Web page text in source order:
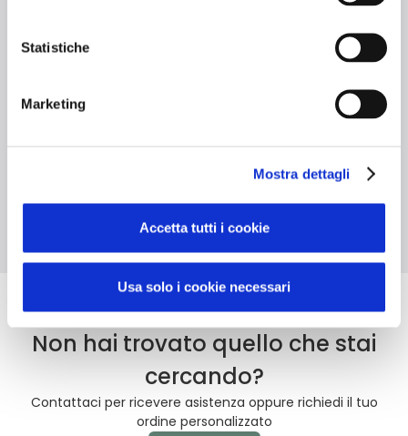
Statistiche
Marketing
Mostra dettagli
Accetta tutti i cookie
Usa solo i cookie necessari
Non hai trovato quello che stai
cercando?
Contattaci per ricevere asistenza oppure richiedi il tuo
ordine personalizzato